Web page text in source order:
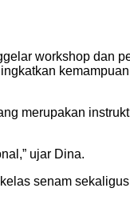
workshop dan
merupakan
ujar Dina.
senam